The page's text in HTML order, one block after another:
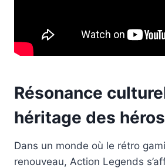
Résonance
héritage des héros
Dans un monde où le rétro
renouveau, Action Legends